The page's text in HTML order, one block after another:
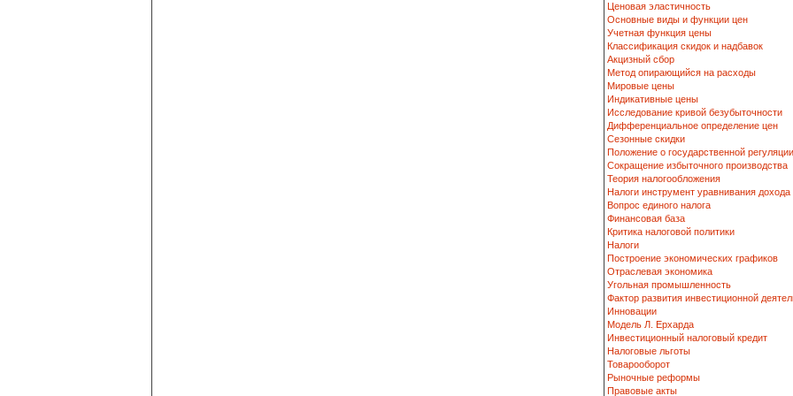
Ценовая эластичность
Основные виды и функции цен
Учетная функция цены
Классификация скидок и надбавок
Акцизный сбор
Метод опирающийся на расходы
Мировые цены
Индикативные цены
Исследование кривой безубыточности
Дифференциальное определение цен
Сезонные скидки
Положение о государственной регуляции
Сокращение избыточного производства
Теория налогообложения
Налоги инструмент уравнивания дохода
Вопрос единого налога
Финансовая база
Критика налоговой политики
Налоги
Построение экономических графиков
Отраслевая экономика
Угольная промышленность
Фактор развития инвестиционной
Инновации
Модель Л. Ерхарда
Инвестиционный налоговый кредит
Налоговые льготы
Товарооборот
Рыночные реформы
Правовые акты